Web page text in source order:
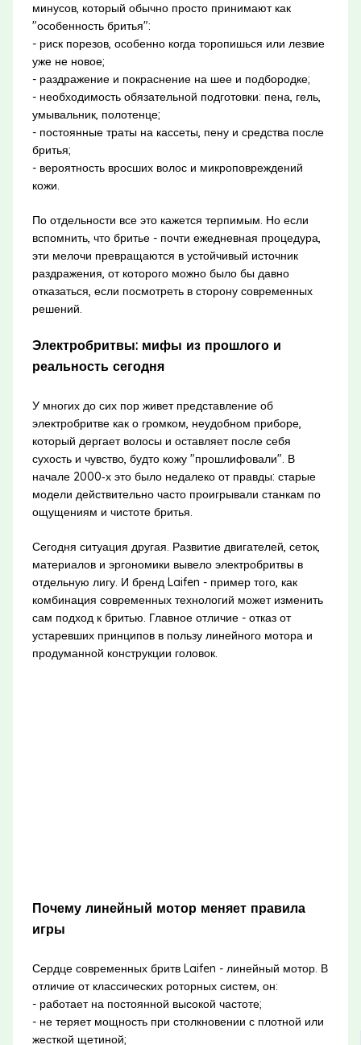
минусов, который обычно просто принимают как
"особенность бритья":
- риск порезов, особенно когда торопишься или лезвие
уже не новое;
- раздражение и покраснение на шее и подбородке;
- необходимость обязательной подготовки: пена, гель,
умывальник, полотенце;
- постоянные траты на кассеты, пену и средства после
бритья;
- вероятность вросших волос и микроповреждений
кожи.
По отдельности все это кажется терпимым. Но если
вспомнить, что бритье - почти ежедневная процедура,
эти мелочи превращаются в устойчивый источник
раздражения, от которого можно было бы давно
отказаться, если посмотреть в сторону современных
решений.
Электробритвы: мифы из прошлого и
реальность сегодня
У многих до сих пор живет представление об
электробритве как о громком, неудобном приборе,
который дергает волосы и оставляет после себя
сухость и чувство, будто кожу "прошлифовали". В
начале 2000‑х это было недалеко от правды: старые
модели действительно часто проигрывали станкам по
ощущениям и чистоте бритья.
Сегодня ситуация другая. Развитие двигателей, сеток,
материалов и эргономики вывело электробритвы в
отдельную лигу. И бренд Laifen - пример того, как
комбинация современных технологий может изменить
сам подход к бритью. Главное отличие - отказ от
устаревших принципов в пользу линейного мотора и
продуманной конструкции головок.
Почему линейный мотор меняет правила
игры
Сердце современных бритв Laifen - линейный мотор. В
отличие от классических роторных систем, он:
- работает на постоянной высокой частоте;
- не теряет мощность при столкновении с плотной или
жесткой щетиной;